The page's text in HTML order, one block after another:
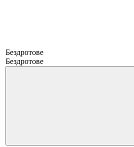
Бездротове
Бездротове